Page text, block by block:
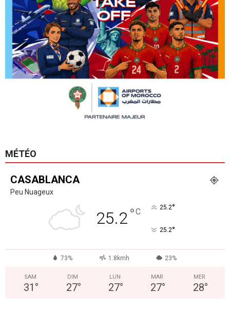
MÉTÉO
CASABLANCA
Peu Nuageux
25.2°C 25.2°
25.2°
73% 1.8kmh 23%
SAM
31 °
DIM
27°
LUN
27°
MAR
27°
MER
28°